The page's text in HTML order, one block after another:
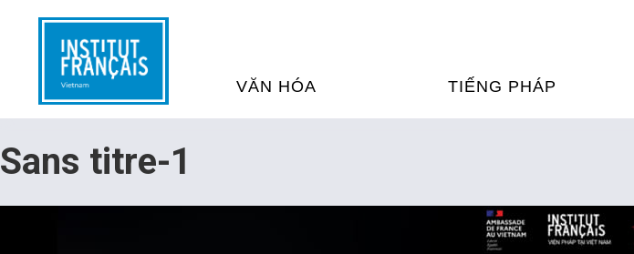
VĂN HÓA
THƯ VIỆN ĐA PHƯƠNG TIỆN
TIẾNG PHÁP
KỲ THI & CHỨNG CHỈ
Sans titre-1